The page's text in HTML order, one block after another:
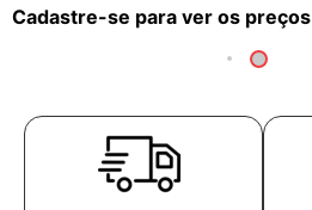
Cadastre-se para ver os preços